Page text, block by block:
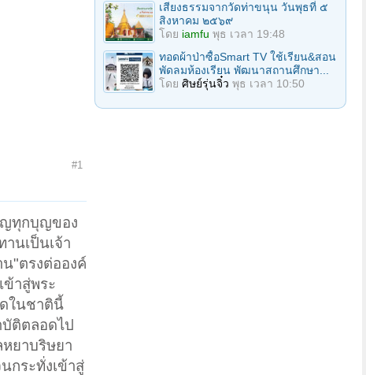
#1
ทุกบุญของ
นเป็นเจ้า
"ตรงต่อองค์
ข้าสู่พระ
ในชาตินี้
ติตลอดไป
ยาบริษยา
กระทั่งเข้าสู่
เสียงธรรมจากวัดท่าขนุน วันพุธที่ ๕
สิงหาคม ๒๕๖๙
โดย iamfu พุธ เวลา 19:48
ทอดผ้าป่าซื้อSmart TV ใช้เรียน&สอน
พัดลมห้องเรียน พัฒนาสถานศึกษา...
โดย ศิษย์รุ่นจิ๋ว พุธ เวลา 10:50